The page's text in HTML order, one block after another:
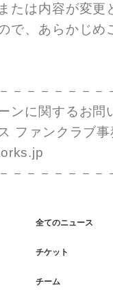
たは内容が変更
で、あらかじめ
－－－－－－－
ンに関するお問
ファンクラブ事
－－－－－－－
全てのニュース
チケット
チーム